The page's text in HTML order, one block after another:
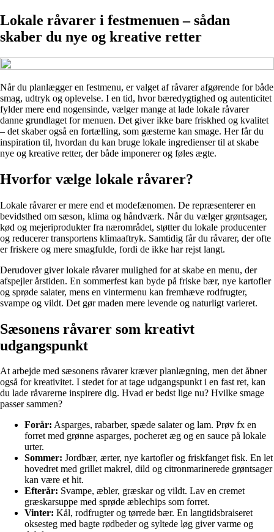
Lokale råvarer i festmenuen – sådan
skaber du nye og kreative retter
Når du planlægger en festmenu, er valget af råvarer afgørende for både
smag, udtryk og oplevelse. I en tid, hvor bæredygtighed og autenticitet
fylder mere end nogensinde, vælger mange at lade lokale råvarer
danne grundlaget for menuen. Det giver ikke bare friskhed og kvalitet
– det skaber også en fortælling, som gæsterne kan smage. Her får du
inspiration til, hvordan du kan bruge lokale ingredienser til at skabe
nye og kreative retter, der både imponerer og føles ægte.
Hvorfor vælge lokale råvarer?
Lokale råvarer er mere end et modefænomen. De repræsenterer en
bevidsthed om sæson, klima og håndværk. Når du vælger grøntsager,
kød og mejeriprodukter fra nærområdet, støtter du lokale producenter
og reducerer transportens klimaaftryk. Samtidig får du råvarer, der ofte
er friskere og mere smagfulde, fordi de ikke har rejst langt.
Derudover giver lokale råvarer mulighed for at skabe en menu, der
afspejler årstiden. En sommerfest kan byde på friske bær, nye kartofler
og sprøde salater, mens en vintermenu kan fremhæve rodfrugter,
svampe og vildt. Det gør maden mere levende og naturligt varieret.
Sæsonens råvarer som kreativt
udgangspunkt
At arbejde med sæsonens råvarer kræver planlægning, men det åbner
også for kreativitet. I stedet for at tage udgangspunkt i en fast ret, kan
du lade råvarerne inspirere dig. Hvad er bedst lige nu? Hvilke smage
passer sammen?
Forår: Asparges, rabarber, spæde salater og lam. Prøv fx en
forret med grønne asparges, pocheret æg og en sauce på lokale
urter.
Sommer: Jordbær, ærter, nye kartofler og friskfanget fisk. En let
hovedret med grillet makrel, dild og citronmarinerede grøntsager
kan være et hit.
Efterår: Svampe, æbler, græskar og vildt. Lav en cremet
græskarsuppe med sprøde æblechips som forret.
Vinter: Kål, rodfrugter og tørrede bær. En langtidsbraiseret
oksesteg med bagte rødbeder og syltede løg giver varme og